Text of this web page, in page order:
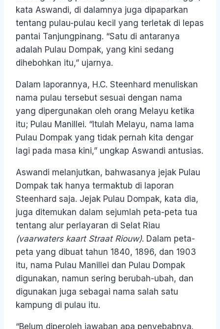
kata Aswandi, di dalamnya juga dipaparkan
tentang pulau-pulau kecil yang terletak di lepas
pantai Tanjungpinang. “Satu di antaranya
adalah Pulau Dompak, yang kini sedang
dihebohkan itu,” ujarnya.
Dalam laporannya, H.C. Steenhard menuliskan
nama pulau tersebut sesuai dengan nama
yang dipergunakan oleh orang Melayu ketika
itu; Pulau Manillei. “Itulah Melayu, nama lama
Pulau Dompak yang tidak pernah kita dengar
lagi pada masa kini,” ungkap Aswandi antusias.
Aswandi melanjutkan, bahwasanya jejak Pulau
Dompak tak hanya termaktub di laporan
Steenhard saja. Jejak Pulau Dompak, kata dia,
juga ditemukan dalam sejumlah peta-peta tua
tentang alur perlayaran di Selat Riau
(vaarwaters kaart Straat Riouw). Dalam peta-
peta yang dibuat tahun 1840, 1896, dan 1903
itu, nama Pulau Manillei dan Pulau Dompak
digunakan, namun sering berubah-ubah, dan
digunakan juga sebagai nama salah satu
kampung di pulau itu.
“Belum diperoleh jawaban apa penyebabnya.